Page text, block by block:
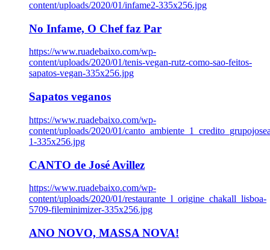
content/uploads/2020/01/infame2-335x256.jpg
No Infame, O Chef faz Par
https://www.ruadebaixo.com/wp-
content/uploads/2020/01/tenis-vegan-rutz-como-sao-feitos-
sapatos-vegan-335x256.jpg
Sapatos veganos
https://www.ruadebaixo.com/wp-
content/uploads/2020/01/
1-335x256.jpg
CANTO de José Avillez
https://www.ruadebaixo.com/wp-
content/uploads/2020/01/restaurante_l_origine_chakall_lisboa-
5709-fileminimizer-335x256.jpg
ANO NOVO, MASSA NOVA!